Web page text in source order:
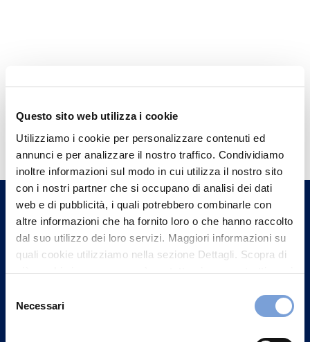
Questo sito web utilizza i cookie
Utilizziamo i cookie per personalizzare contenuti ed
annunci e per analizzare il nostro traffico. Condividiamo
inoltre informazioni sul modo in cui utilizza il nostro sito
con i nostri partner che si occupano di analisi dei dati
web e di pubblicità, i quali potrebbero combinarle con
altre informazioni che ha fornito loro o che hanno raccolto
dal suo utilizzo dei loro servizi. Maggiori informazioni su
quali cookie utilizziamo nella sezione Dettagli. Scopra di
più su chi siamo, come può contattarci e come trattiamo i
può trovare nel footer del sito nella sezione "Informativa
delNecessari
Hai bisogno di
informazioni?
Trova l'Agenzia più vicina a te e parla con
un nostro Agente.
Contattaci